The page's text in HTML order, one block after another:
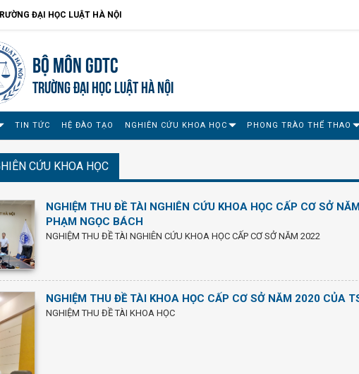
ĐẠI HỌC LUẬT HÀ NỘI
Bộ môn GDTC
TRƯỜNG ĐẠI HỌC LUẬT HÀ NỘI
TIN TỨC HỆ ĐÀO TẠO NGHIÊN CỨU KHOA HỌC PHONG TRÀO THỂ THAO
CỨU KHOA HỌC
NGHIỆM THU ĐỀ TÀI NGHIÊN CỨU KHOA HỌC CẤP CƠ SỞ
PHẠM NGỌC BÁCH
NGHIỆM THU ĐỀ TÀI NGHIÊN CỨU KHOA HỌC CẤP CƠ SỞ NĂM 2022
NGHIỆM THU ĐỀ TÀI KHOA HỌC CẤP CƠ SỞ NĂM 2020 CỦA
NGHIỆM THU ĐỀ TÀI KHOA HỌC